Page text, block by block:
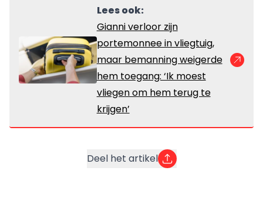
Lees ook:
Gianni verloor zijn
portemonnee in vliegtuig,
maar bemanning weigerde
hem toegang: ‘Ik moest
vliegen om hem terug te
krijgen’
Deel het artikel